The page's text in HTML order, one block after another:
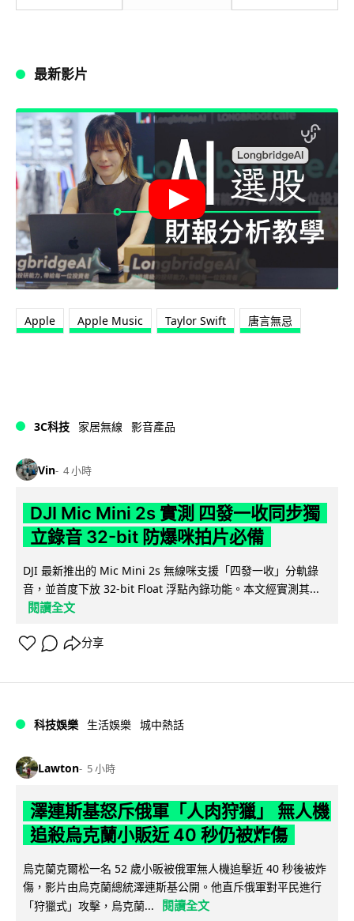
最新影片
Apple Apple Music Taylor Swift 唐言無忌
3C科技 家居無線 影音產品
Vin 4 小時
DJI Mic Mini 2s 實測 四發一收同步獨
立錄音 32-bit 防爆咪拍片必備
DJI 最新推出的 Mic Mini 2s 無線咪支援「四發一收」分軌錄
音，並首度下放 32-bit Float 浮點內錄功能。本文經實測其...
閱讀全文
分享
科技娛樂 生活娛樂 城中熱話
Lawton 5 小時
澤連斯基怒斥俄軍「人肉狩獵」 無人機
追殺烏克蘭小販近 40 秒仍被炸傷
烏克蘭克爾松一名 52 歲小販被俄軍無人機追擊近 40 秒後被炸
傷，影片由烏克蘭總統澤連斯基公開。他直斥俄軍對平民進行
「狩獵式」攻擊，烏克蘭...
閱讀全文